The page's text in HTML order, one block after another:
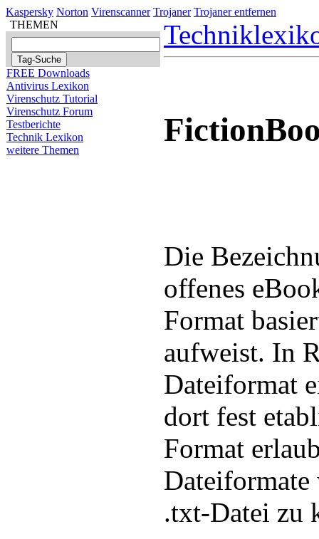
Kaspersky Norton Virenscanner Trojaner Trojaner entfernen
THEMEN
FREE Downloads
Antivirus Lexikon
Virenschutz Tutorial
Virenschutz Forum
Testberichte
Technik Lexikon
weitere Themen
Die
offenes
Format
aufweist. In
Dateiformat
dort fest
Format
.txt-Datei zu